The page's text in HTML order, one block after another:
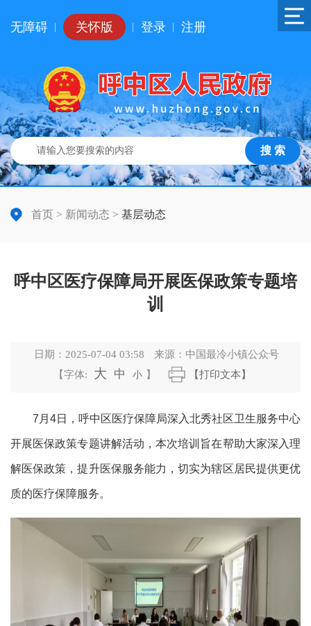
无障碍 关怀版 登录 注册
搜 索
首页 > 新闻动态 > 基层动态
呼中区医疗保障局开展医保政策专题培
训
日期： 2025-07-04 03:58 来源： 中国最冷小镇公众号
【字体:
大 中 小 】 【打印文本】
7月4日，呼中区医疗保障局深入北秀社区卫生服务中心
开展医保政策专题讲解活动，本次培训旨在帮助大家深入理
解医保政策，提升医保服务能力，切实为辖区居民提供更优
质的医疗保障服务。